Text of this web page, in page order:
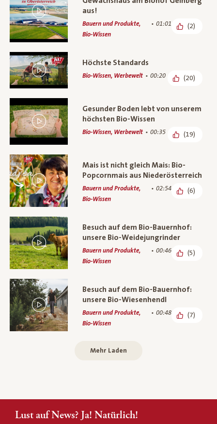
aus!
Bauern und Produkte,
Bio-Wissen
01:01 (2)
Höchste Standards
Bio-Wissen, Werbewelt 00:20 (20)
Gesunder Boden lebt von unserem
höchsten Bio-Wissen
Bio-Wissen, Werbewelt 00:35 (19)
Mais ist nicht gleich Mais: Bio-
Popcornmais aus Niederösterreich
Bauern und Produkte,
Bio-Wissen
02:54 (6)
Besuch auf dem Bio-Bauernhof:
unsere Bio-Weidejungrinder
Bauern und Produkte,
Bio-Wissen
00:46 (5)
Besuch auf dem Bio-Bauernhof:
unsere Bio-Wiesenhendl
Bauern und Produkte,
Bio-Wissen
00:48 (7)
Mehr Laden
Lust auf News? Ja! Natürlich!